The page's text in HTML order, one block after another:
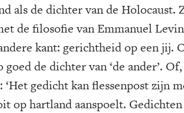
als de dichter van de Holocaust.
de filosofie van Emmanuel
kant: gerichtheid op een jij.
de dichter van ‘de ander’.
gedicht kan flessenpost zijn
op hartland aanspoelt.